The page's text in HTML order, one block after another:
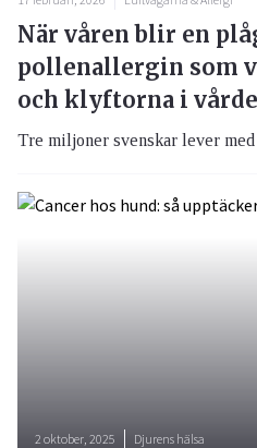
När våren blir en
pollenallergin som
och klyftorna i
Tre miljoner svenskar lever
2 oktober, 2025 Djurens hälsa